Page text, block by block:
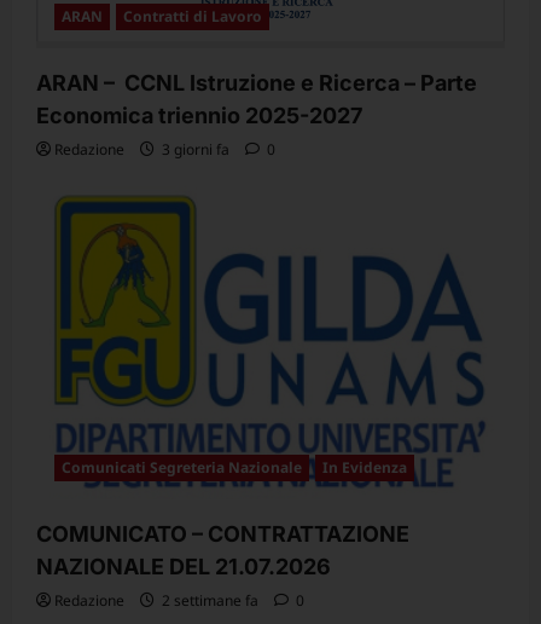
ARAN Contratti di Lavoro
ARAN – CCNL Istruzione e Ricerca – Parte
Economica triennio 2025-2027
Redazione 3 giorni fa 0
Comunicati Segreteria Nazionale In Evidenza
COMUNICATO – CONTRATTAZIONE
NAZIONALE DEL 21.07.2026
Redazione 2 settimane fa 0